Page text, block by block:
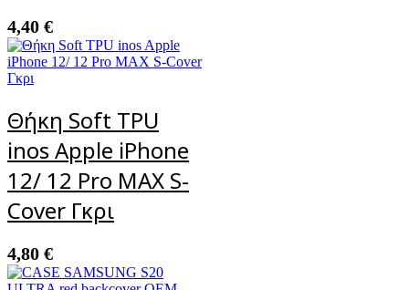
4,40 €
Θήκη Soft TPU
inos Apple iPhone
12/ 12 Pro MAX S-
Cover Γκρι
4,80 €